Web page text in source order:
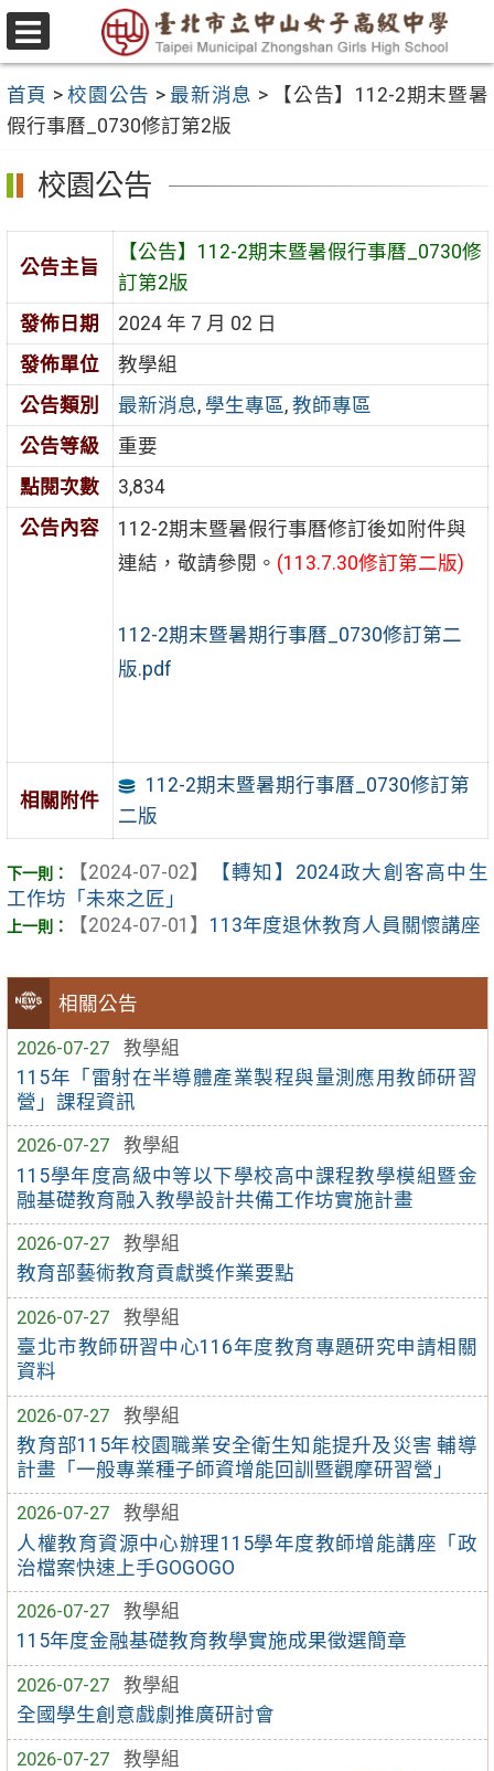
跳
至
要
內
容
區
選
單
首頁 >校園公告 > 最新消息 >
【公告】112-2期末暨暑
假行事曆_0730修訂第2版
相關公告
2026-07-27
教學組
115年「雷射在半導體產業製程與量測應用教師研習
營」課程資訊
2026-07-27
教學組
115學年度高級中等以下學校高中課程教學模組暨金
融基礎教育融入教學設計共備工作坊實施計畫
2026-07-27
教學組
教育部藝術教育貢獻獎作業要點
2026-07-27
教學組
臺北市教師研習中心116年度教育專題研究申請相關
資料
2026-07-27
教學組
教育部115年校園職業安全衛生知能提升及災害 輔導
計畫「一般專業種子師資增能回訓暨觀摩研習營」
2026-07-27
教學組
人權教育資源中心辦理115學年度教師增能講座「政
治檔案快速上手GOGOGO
2026-07-27
教學組
115年度金融基礎教育教學實施成果徵選簡章
2026-07-27
教學組
全國學生創意戲劇推廣研討會
2026-07-27
教學組
校園公告
公告主旨
【公告】112-2期末暨暑假行事曆_0730修
訂第2版
發佈日期
2024 年 7 月 02 日
發佈單位
教學組
公告類別
最新消息, 學生專區, 教師專區
公告等級
重要
點閱次數
3,834
公告內容
112-2期末暨暑假行事曆修訂後如附件與
連結，敬請參閱。 (113.7.30修訂第二版)
112-2期末暨暑期行事曆_0730修訂第二
版.pdf
相關附件
112-2期末暨暑期行事曆_0730修訂第
二版
【2024-07-02】
【轉知】2024政大創客高中生
工作坊「未來之匠」
【2024-07-01】 113年度退休教育人員關懷講座